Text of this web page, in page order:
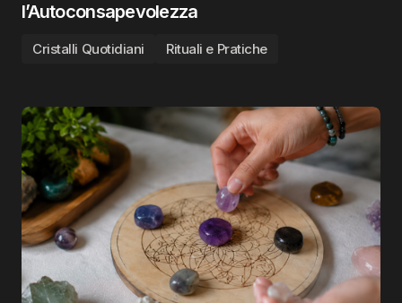
l’Autoconsapevolezza
Cristalli Quotidiani Rituali e Pratiche